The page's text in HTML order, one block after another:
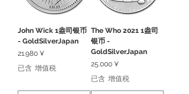
John Wick 1盎司银币
- GoldSilverJapan
價格
21.980 ¥
已含 增值税
The Who 2021 1盎司
银币 -
GoldSilverJapan
價格
25.000 ¥
已含 增值税